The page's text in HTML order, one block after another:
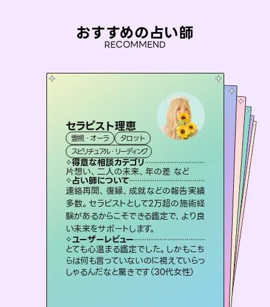
おすすめの占い師
RECOMMEND
セラピスト理恵
霊視・オーラ
タロット
スピリチュアル・リーディング
得意な相談カテゴリ
片想い、二人の未来、年の差 など
占い師について
連絡再開、復縁、成就などの報告実績
多数。セラピストとして2万超の施術経
験があるからこそできる鑑定で、より良
い未来をサポートします。
ユーザーレビュー
とても心温まる鑑定でした。しかもこち
らは何も言っていないのに視えていらっ
しゃるんだなと驚きです（30代女性）
未来視師＊花
霊視・オーラ 心理学
スピリチュアル・リーディング
得意な相談カテゴリ
出逢い、片想い、復縁 など
占い師について
未来には何パターンもの選択肢があり
ます。不安で視えにくくなっているあな
たの素敵な未来を見つけ、その未来を
選択できるようアドバイスします。
ユーザーレビュー
職場の人の性質や人間関係、本心など
本当によく視えていてびっくり。対策が
打てて前向きになれます（40代）
桃源珠羽（とうげんみう）
霊視・オーラ
スピリチュアル・リーディング
得意な相談カテゴリ
片想い、あの人の気持ち、復縁 など
占い師について
恋愛のお悩みの中でも特に「曖昧な関
係」の相談を得意としており、友達以上
恋人未満なお相手との今後や本音を丁
寧に読み解き恋愛成就へと導きます。
ユーザーレビュー
鑑定していただいてアドバイス通りに行
動すると仲が復活してきました。ありが
とうございました（40代 女性）
彗望（すいぼう
霊視・オーラ
スピリチュアル・リーディング
得意な相談カテゴリ
片想い、あの人の気持ち、復縁 など
占い師について
3,700年以上の歴史を持つ東洋最古の占術「易占」で詳細まで占い、幸せへ向かう道筋を示します。厳しい結果にも具体的な対策をお伝えします。
ユーザーレビュー
複雑な背景もしっかり聞いて鑑定して
いただけました。気持ちが楽になりまし
た（50代 女性）
アイリス -iris-
西洋占星術
ルーン
得意な相談カテゴリ
恋愛総合、片想い、二人の未来 など
占い師について
復縁、恋愛、不倫の行方、同性愛や片
思い、仕事関係や借金問題まで知りた
いことや心の負担になっていることを
紐解き、背中をそっと押して導きます。
ユーザーレビュー
安心感のあり、言い切ってくれる所や濁
さない鑑定のおかげで、毎回自分の気
持ちを整えられます（30代 男性）
おう 霊感オラクル
霊視・オーラ
オラクルカード
得意な相談カテゴリ
恋愛総合、あの人の気持ち など
占い師について
霊視×オラクルカードを使って「今」と
「未来」そして「気になるあの人の気持
ち」まで丁寧に読み解き、恋や人生のヒ
ントを優しく引き出します。
ユーザーレビュー
不安な気持ちが嘘みたいに晴れまし
た…！よく視えていらっしゃるんだなと
感じました（40代 女性）